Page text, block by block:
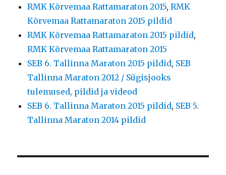
RMK Kõrvemaa Rattamaraton 2015,RMK
Kõrvemaa Rattamaraton 2015 pildid
RMK Kõrvemaa Rattamaraton 2015 pildid,
RMK Kõrvemaa Rattamaraton 2015
SEB 6. Tallinna Maraton 2015 pildid, SEB
Tallinna Maraton 2012 / Sügisjooks
tulemused, pildid ja videod
SEB 6. Tallinna Maraton 2015 pildid, SEB 5.
Tallinna Maraton 2014 pildid